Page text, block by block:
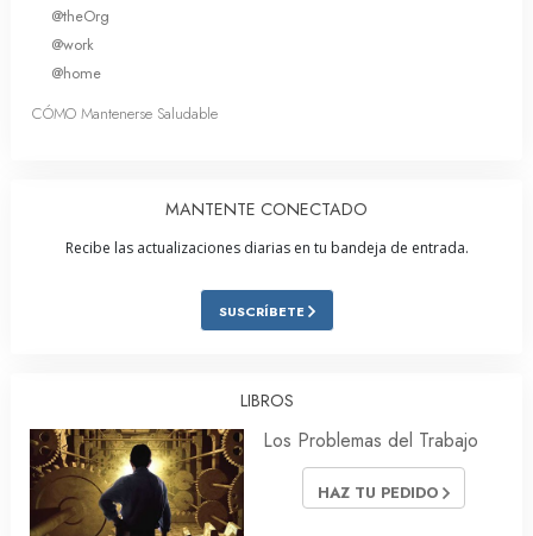
@theOrg
@work
@home
CÓMO Mantenerse Saludable
MANTENTE CONECTADO
Recibe las actualizaciones diarias en tu bandeja de entrada.
SUSCRÍBETE
LIBROS
Los Problemas del Trabajo
HAZ TU PEDIDO